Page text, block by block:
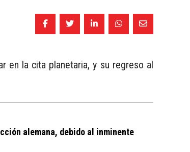
en la cita planetaria, y su regreso al
alemana, debido al inminente